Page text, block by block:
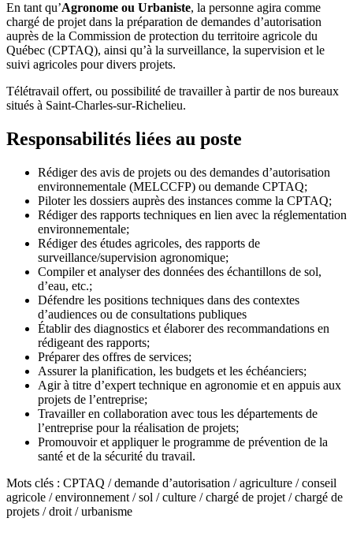
En tant qu’Agronome ou Urbaniste, la personne agira comme
chargé de projet dans la préparation de demandes d’autorisation
auprès de la Commission de protection du territoire agricole du
Québec (CPTAQ), ainsi qu’à la surveillance, la supervision et le
suivi agricoles pour divers projets.
Télétravail offert, ou possibilité de travailler à partir de nos bureaux
situés à Saint-Charles-sur-Richelieu.
Responsabilités liées au poste
Rédiger des avis de projets ou des demandes d’autorisation
environnementale (MELCCFP) ou demande CPTAQ;
Piloter les dossiers auprès des instances comme la CPTAQ;
Rédiger des rapports techniques en lien avec la réglementation
environnementale;
Rédiger des études agricoles, des rapports de
surveillance/supervision agronomique;
Compiler et analyser des données des échantillons de sol,
d’eau, etc.;
Défendre les positions techniques dans des contextes
d’audiences ou de consultations publiques
Établir des diagnostics et élaborer des recommandations en
rédigeant des rapports;
Préparer des offres de services;
Assurer la planification, les budgets et les échéanciers;
Agir à titre d’expert technique en agronomie et en appuis aux
projets de l’entreprise;
Travailler en collaboration avec tous les départements de
l’entreprise pour la réalisation de projets;
Promouvoir et appliquer le programme de prévention de la
santé et de la sécurité du travail.
Mots clés : CPTAQ / demande d’autorisation / agriculture / conseil
agricole / environnement / sol / culture / chargé de projet / chargé de
projets / droit / urbanisme